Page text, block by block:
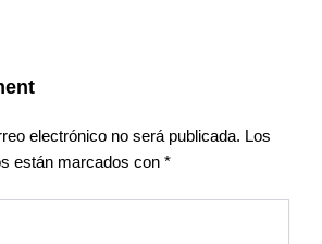
electrónico no será publicada. Los
están marcados con *